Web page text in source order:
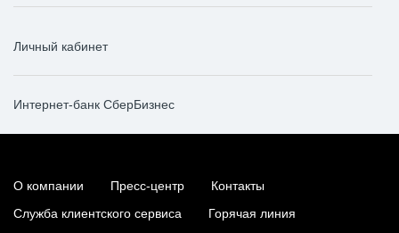
Личный кабинет
Интернет-банк СберБизнес
О компании Пресс-центр
Контакты
Служба клиентского сервиса
Горячая линия